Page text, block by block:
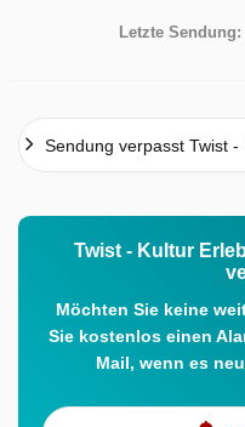
Letzte Sendung:
Sendung verpasst Twist
Twist - Kultur
Möchten Sie keine
Sie kostenlos einen
Mail, wenn es